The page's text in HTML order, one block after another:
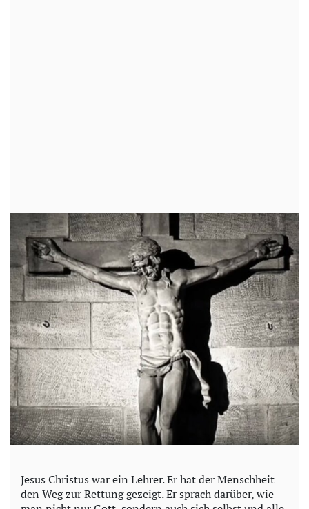
Jesus Christus war ein Lehrer. Er hat der Menschheit
den Weg zur Rettung gezeigt. Er sprach darüber, wie